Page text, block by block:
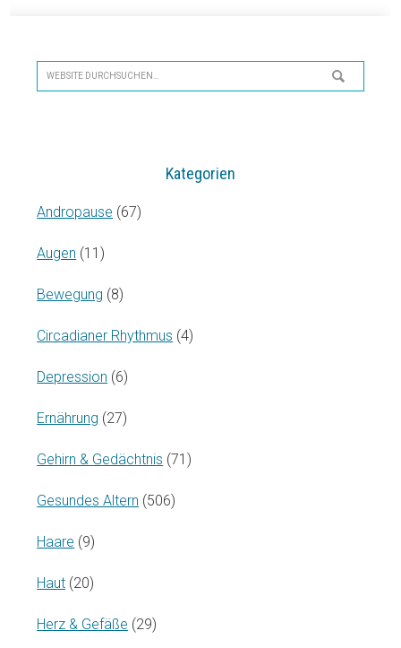
Website
durchsuchen…
Kategorien
Andropause (67)
Augen (11)
Bewegung (8)
Circadianer Rhythmus (4)
Depression (6)
Ernährung (27)
Gehirn & Gedächtnis (71)
Gesundes Altern (506)
Haare (9)
Haut (20)
Herz & Gefäße (29)